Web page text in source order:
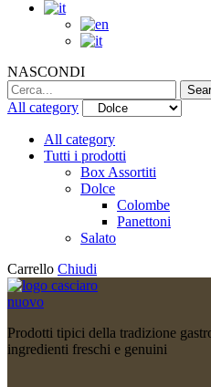
NASCONDI
Search
for:
All category
All category
Tutti i prodotti
Box Assortiti
Dolce
Colombe
Panettoni
Salato
Carrello Chiudi
Prodotti tipici della tradizione
ingredienti freschi e genuini